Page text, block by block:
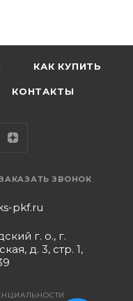
КАК КУПИТЬ
КОНТАКТЫ
ЗВОНОК
pkf.ru
г. о., г.
д. 3, стр. 1,